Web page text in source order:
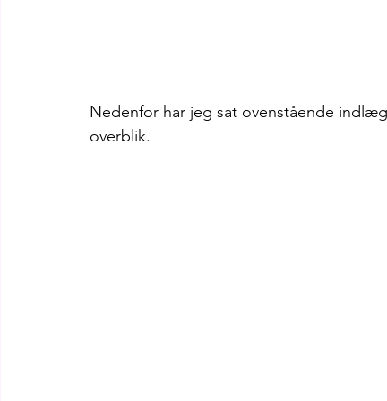
Nedenfor har jeg sat ovenstående
overblik.